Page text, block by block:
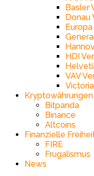
Basler
Donau
HDI
VAV
Kryptowährungen
Bitpanda
Binance
Altcoins
Finanzielle
FIRE
Frugalismus
News